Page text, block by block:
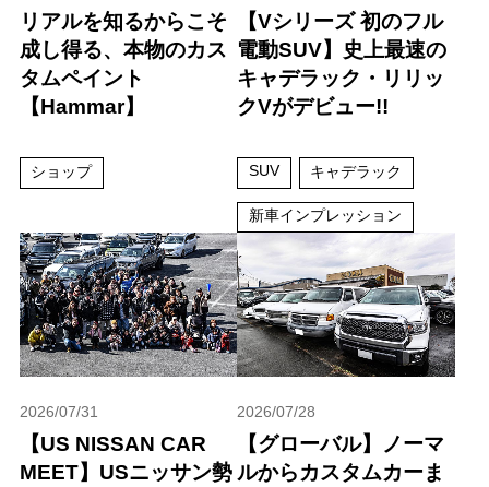
リアルを知るからこそ
成し得る、本物のカス
タムペイント
【Hammar】
ショップ
【Vシリーズ 初のフル
電動SUV】史上最速の
キャデラック・リリッ
クVがデビュー!!
SUV キャデラック
新車インプレッション
2026/07/31
【US NISSAN CAR
MEET】USニッサン勢
2026/07/28
【グローバル】ノーマ
ルからカスタムカーま